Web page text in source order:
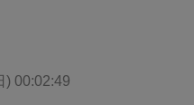
) 00:02:49